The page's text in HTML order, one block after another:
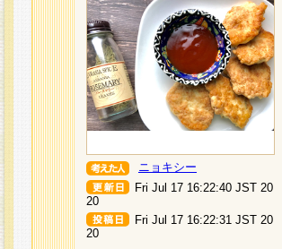
ニョキシー
Fri Jul 17 16:22:40 JST 20
20
Fri Jul 17 16:22:31 JST 20
20